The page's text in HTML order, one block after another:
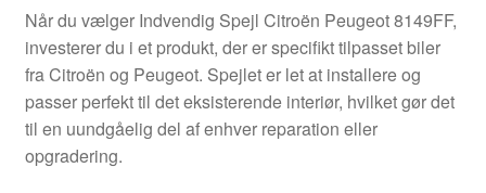
Levering
Min Konto
Om os
Når du vælger Indvendig Spejl Citroën Peugeot 8149FF,
investerer du i et produkt, der er specifikt tilpasset biler
fra Citroën og Peugeot. Spejlet er let at installere og
passer perfekt til det eksisterende interiør, hvilket gør det
til en uundgåelig del af enhver reparation eller
opgradering.